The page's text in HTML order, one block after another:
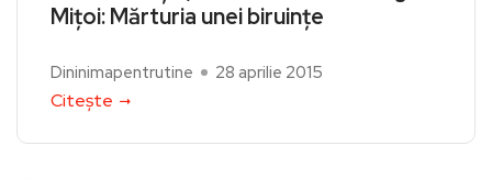
Miţoi: Mărturia unei biruinţe
Dininimapentrutine 28 aprilie 2015
Citește